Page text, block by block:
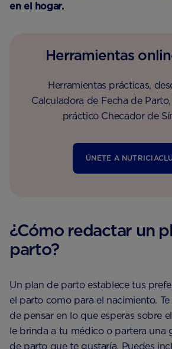
en el hogar.
Herramientas
Herramientas prácticas,
Calculadora de Fecha de
práctico Checador de
ÚNETE A
¿Cómo redactar un
parto?
Un plan de parto establece tus
el parto como para el nacimiento.
de pensar en lo que esperas sobre
le brinda a tu médico o partera una
de parto que te gustaría. Puedes